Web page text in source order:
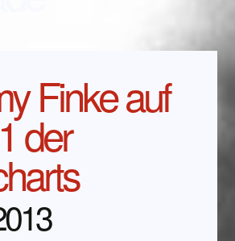
Finke auf
der